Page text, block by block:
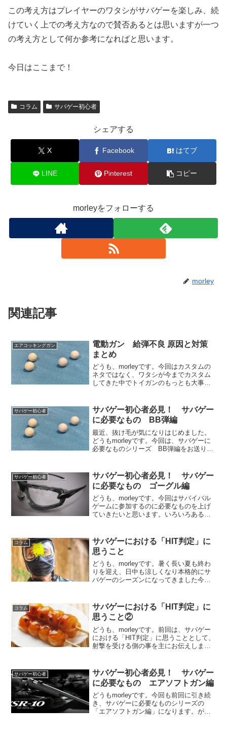
この考え方はプレイヤーのワタシがサバゲーを楽しみ、続
けていく上での考え方なので賛否あるとは思いますが一つ
の考え方として何か参考になればと思います。
今日はここまで！
コラム サバゲー初心者
シェアする
X Facebook はてブ
LINE Pinterest コピー
morleyをフォローする
morley
関連記事
エアコッキングガン
電動ガン 給弾不良 原因と対策
まとめ
どうも、morleyです。今回はカスタムの
ネタではなく、ワタシが今までカスタム
してきた中でトイガンのもっとも大事な
不良」について経験とどう対応したかを
まとめたいと思い...
サバゲー初心者
サバゲー初心者必見！ サバゲー
に必要なもの BB弾編
最近、抜け毛が気になりはじめました。
どうもmorleyです。今回は、サバゲーに
必要なものシリーズ BB弾編をお送りし
り主に、プラスチック弾、バイオ弾の2種
類があり、...
サバゲー初心者
サバゲー初心者必見！ サバゲー
に必要なもの ゴーグル編
どうも、morleyです。今回はサバイバル
ゲームに参加するのに必要なものを上げ
ていきたいと思います。いろいろあるの
イガンです。が！トイガンよりもさらに
重要なアイテムがあ...
コラム
サバゲーにおける「HIT判定」に
思うこと
どうも、morleyです。暑く長い夏も終わ
りを迎え、日中も涼しくなり本格的にサ
バゲーのシーズンになってきました今日
サバゲーがゲームとして成り立たなくな
る「HIT判定」に...
コラム
サバゲーにおける「HIT判定」に
思うこと②
どうも、morleyです。前回は、サバゲー
における「HIT判定」に思うこととして、
射撃を受ける側の事を主にお伝えしまし
サバゲーは遊びと言えど「勝ち」と「負
け」がはっきり...
サバゲー初心者
サバゲー初心者必見！ サバゲー
に必要なもの エアソフトガン編
どうもmorleyです。今回も前回に引き続
き、サバゲーに必要なものシリーズの
「エアソフトガン編」になります。が、